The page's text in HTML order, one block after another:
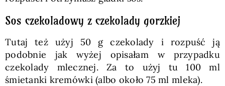
Sos czekoladowy z czekolady gorzkiej
Tutaj też użyj 50 g czekolady i rozpuść ją
podobnie jak wyżej opisałam w przypadku
czekolady mlecznej. Za to użyj tu 100 ml
śmietanki kremówki (albo około 75 ml mleka).